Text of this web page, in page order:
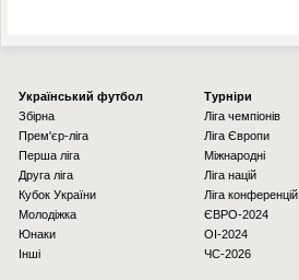
Українcький футбол
Збірна
Прем'єр-ліга
Перша ліга
Друга ліга
Кубок України
Молодіжка
Юнаки
Інші
Турніри
Ліга чемпіонів
Ліга Європи
Міжнародні
Ліга націй
Ліга конференцій
ЄВРО-2024
OI-2024
ЧС-2026